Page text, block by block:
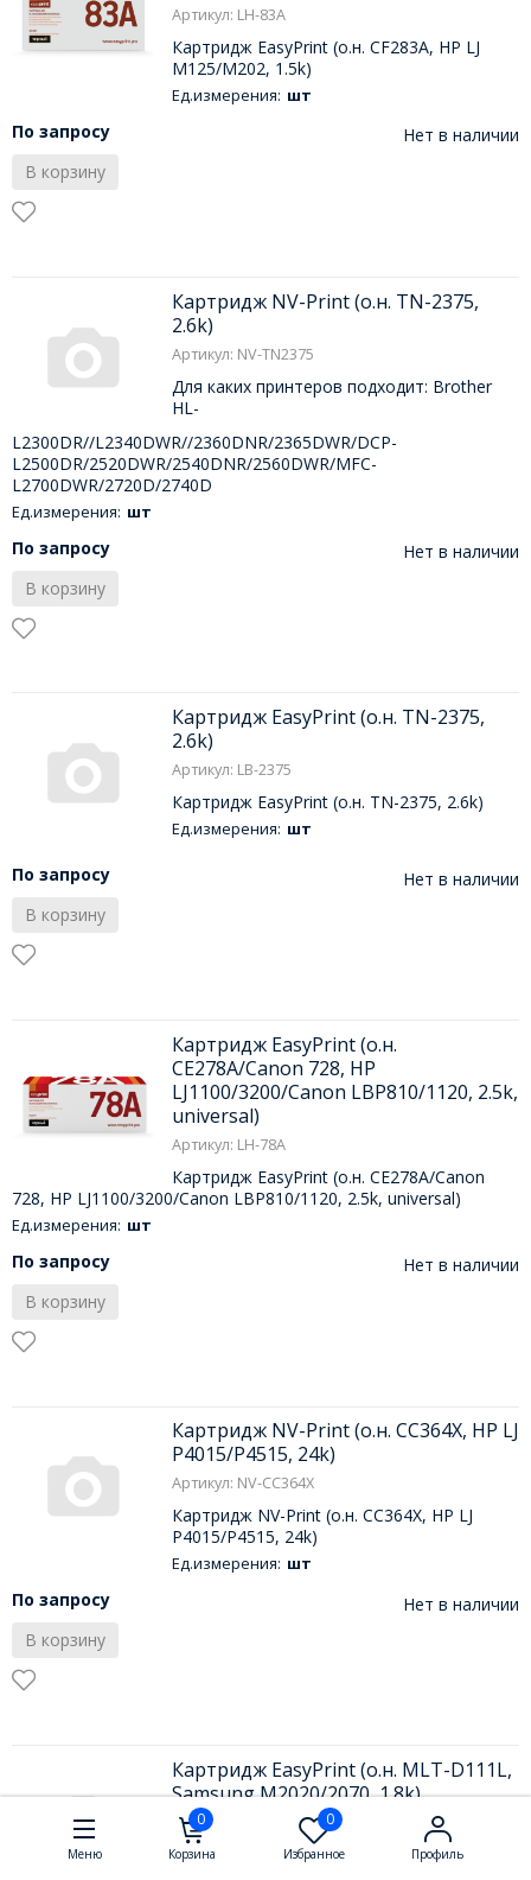
Артикул: LH-83A
Картридж EasyPrint (о.н. CF283A, HP LJ
M125/M202, 1.5k)
Ед.измерения: шт
По запросу
Нет в наличии
В корзину
Картридж NV-Print (о.н. TN-2375,
2.6k)
Артикул: NV-TN2375
Для каких принтеров подходит: Brother
HL-
L2300DR//L2340DWR//2360DNR/2365DWR/DCP-
L2500DR/2520DWR/2540DNR/2560DWR/MFC-
L2700DWR/2720D/2740D
Ед.измерения: шт
По запросу
Нет в наличии
В корзину
Картридж EasyPrint (о.н. TN-2375,
2.6k)
Артикул: LB-2375
Картридж EasyPrint (о.н. TN-2375, 2.6k)
Ед.измерения: шт
По запросу
Нет в наличии
В корзину
Картридж EasyPrint (о.н.
CE278A/Canon 728, HP
LJ1100/3200/Canon LBP810/1120, 2.5k,
universal)
Артикул: LH-78A
Картридж EasyPrint (о.н. CE278A/Canon
728, HP LJ1100/3200/Canon LBP810/1120, 2.5k, universal)
Ед.измерения: шт
По запросу
Нет в наличии
В корзину
Картридж NV-Print (о.н. CC364X, HP LJ
P4015/P4515, 24k)
Артикул: NV-CC364X
Картридж NV-Print (о.н. CC364X, HP LJ
P4015/P4515, 24k)
Ед.измерения: шт
По запросу
Нет в наличии
В корзину
Картридж EasyPrint (о.н. MLT-D111L,
Samsung M2020/2070, 1.8k)
Картридж EasyPrint (о.н. MLT-D111L,
Samsung M2020/2070, 1.8k)
Меню
0
Корзина
0
Избранное Профиль